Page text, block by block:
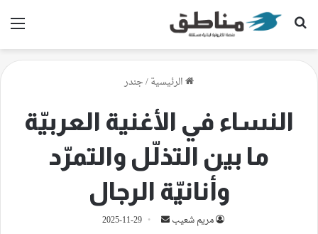
بحث عن
الرئيسية/جندر
النساء في الأغنية العربيّة
ما بين التذلّل والتمرّد
وأنانيّة الرجال
مريم شعيب
أرسل 2025-11-29